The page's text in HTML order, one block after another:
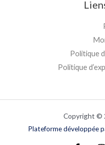
Politique
Politique
Copyright ©
Plateforme développée